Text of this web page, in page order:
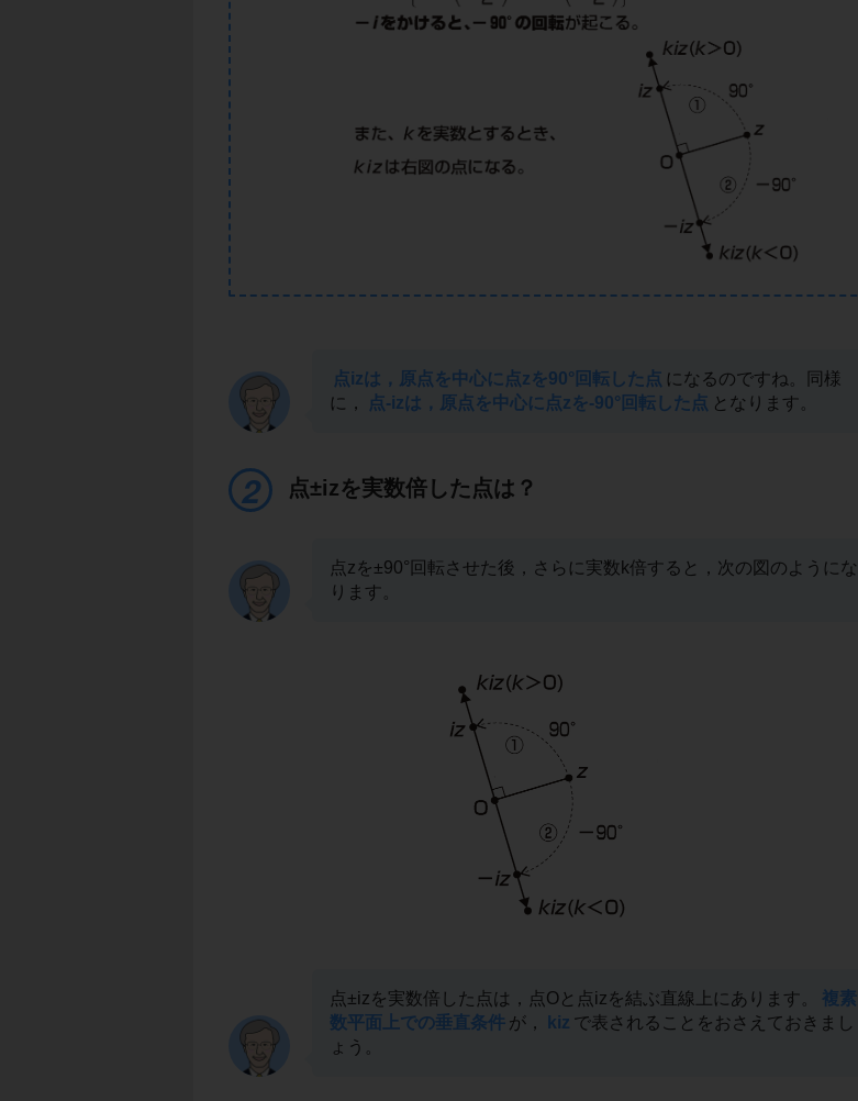
点izは，原点を中心に点zを90°回転した点 になるのですね。同様
に，
点-izは，原点を中心に点zを-90°回転した点 となります。
点±izを実数倍した点は？
点zを±90°回転させた後，さらに実数k倍すると，次の図のようにな
ります。
点±izを実数倍した点は，点Oと点izを結ぶ直線上にあります。
複素
数平面上での垂直条件 が， kiz で表されることをおさえておきまし
ょう。